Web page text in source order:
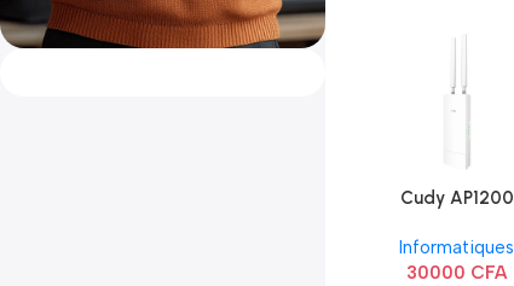
Cudy AP1200
AC1200
Informatiques
30000 CFA